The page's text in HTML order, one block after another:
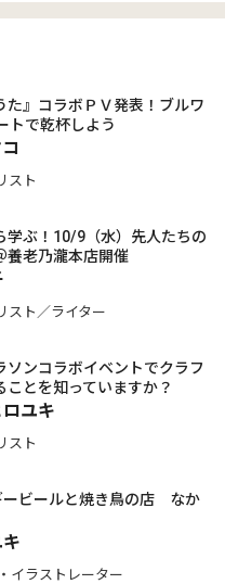
た』コラボＰＶ発表！ブルワ
トで乾杯しよう
スト
学ぶ！10/9（水）先人たちの
養老乃瀧本店開催
スト／ライター
ソンコラボイベントでクラフ
ことを知っていますか？
ユキ
スト
ビールと焼き鳥の店 なか
イラストレーター